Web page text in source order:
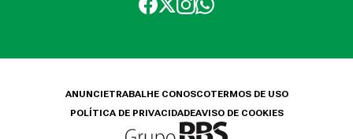
ANUNCIETRABALHE CONOSCOTERMOS DE USO
POLÍTICA DE PRIVACIDADEAVISO DE COOKIES